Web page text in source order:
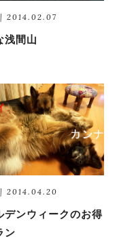
2014.02.07
浅間山
2014.04.20
デンウィークのお得
ン